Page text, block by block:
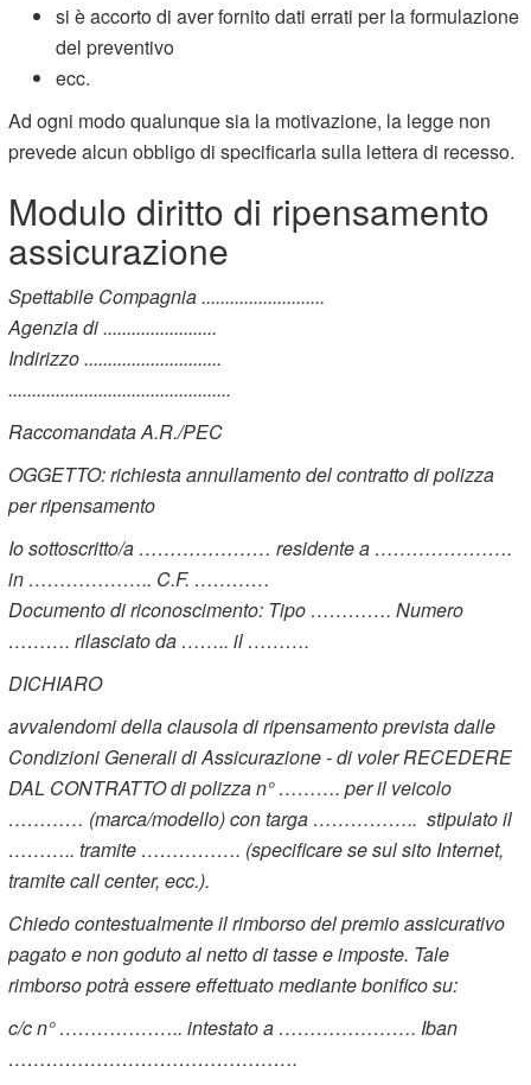
si è accorto di aver fornito dati errati per la formulazione
del preventivo
ecc.
Ad ogni modo qualunque sia la motivazione, la legge non
prevede alcun obbligo di specificarla sulla lettera di recesso.
Modulo diritto di ripensamento
assicurazione
Spettabile Compagnia ..........................
Agenzia di ........................
Indirizzo .............................
...............................................
Raccomandata A.R./PEC
OGGETTO: richiesta annullamento del contratto di polizza
per ripensamento
Io sottoscritto/a ………………… residente a ………………….
in ……………….. C.F. …………
Documento di riconoscimento: Tipo …………. Numero
………. rilasciato da …….. il ……….
DICHIARO
avvalendomi della clausola di ripensamento prevista dalle
Condizioni Generali di Assicurazione - di voler RECEDERE
DAL CONTRATTO di polizza n° ………. per il veicolo
………… (marca/modello) con targa …………….. stipulato il
……….. tramite ……………. (specificare se sul sito Internet,
tramite call center, ecc.).
Chiedo contestualmente il rimborso del premio assicurativo
pagato e non goduto al netto di tasse e imposte. Tale
rimborso potrà essere effettuato mediante bonifico su:
c/c n° ……………….. intestato a …………………. Iban
……………………………………….